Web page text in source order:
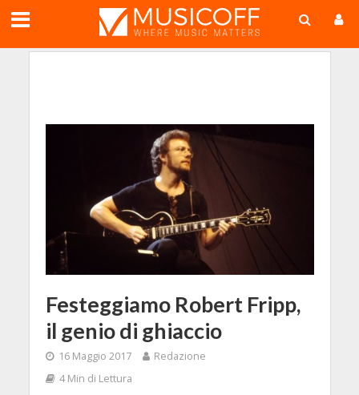
Festeggiamo Robert Fripp,
il genio di ghiaccio
16 Maggio 2017
Redazione
4 Min di Lettura